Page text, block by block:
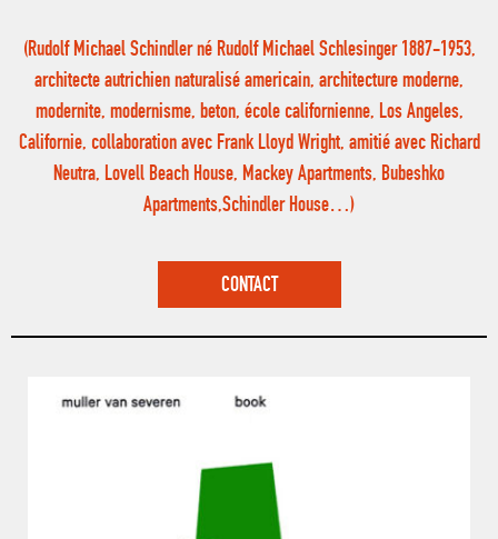
(Rudolf Michael Schindler né Rudolf Michael Schlesinger 1887-1953,
architecte autrichien naturalisé americain, architecture moderne,
modernite, modernisme, beton, école californienne, Los Angeles,
Californie, collaboration avec Frank Lloyd Wright, amitié avec Richard
Neutra, Lovell Beach House, Mackey Apartments, Bubeshko
Apartments,Schindler House…)
CONTACT